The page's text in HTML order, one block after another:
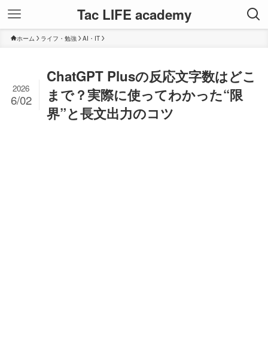
Tac LIFE academy
ホーム ライフ・勉強 AI・IT
ChatGPT Plusの反応文字数はどこ
まで？実際に使ってわかった“限
界”と長文出力のコツ
2026
6/02